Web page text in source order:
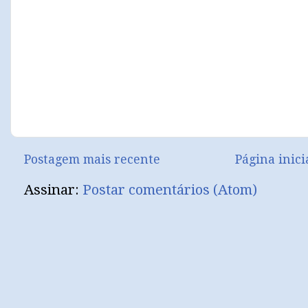
Postagem mais recente Página
Assinar: Postar comentários (Atom)